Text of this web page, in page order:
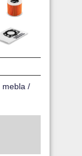
mebla /